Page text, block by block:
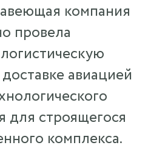
компания
провела
авиацией
для строящегося
комплекса.